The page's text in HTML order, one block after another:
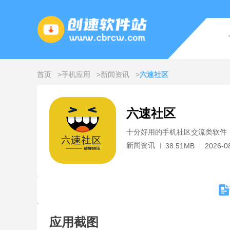
首页 手机应用 新闻资讯 六速社区
六速社区
十分好用的手机社区交流类软件
新闻资讯
38.51MB 2026-
应用截图